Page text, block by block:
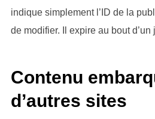
indique simplement l’ID de la
de modifier. Il expire au bout d’un
Contenu
d’autres sites